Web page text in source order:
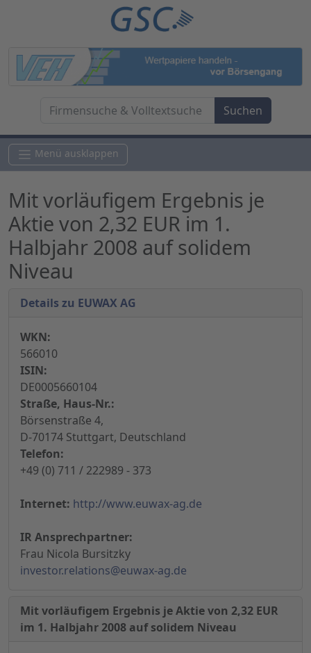
Menü ausklappen
Mit vorläufigem Ergebnis je
Aktie von 2,32 EUR im 1.
Halbjahr 2008 auf solidem
Niveau
Details zu EUWAX AG
WKN:
566010
ISIN:
DE0005660104
Straße, Haus-Nr.:
Börsenstraße 4,
D-70174 Stuttgart, Deutschland
Telefon:
+49 (0) 711 / 222989 - 373
Internet: http://www.euwax-ag.de
IR Ansprechpartner:
Frau Nicola Bursitzky
investor.relations@euwax-ag.de
Mit vorläufigem Ergebnis je Aktie von 2,32 EUR
im 1. Halbjahr 2008 auf solidem Niveau